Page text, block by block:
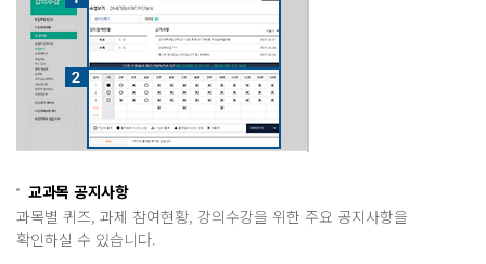
교과목 공지사항
과목별 퀴즈, 과제 참여현황, 강의수강을 위한 주요 공지사항을
확인하실 수 있습니다.